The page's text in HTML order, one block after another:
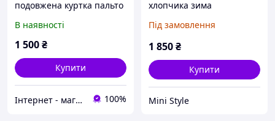
подовжена куртка пальто
В наявності
1 500₴
Купити
Інтернет - магазин дитячого одягу "Junior" 100%
хлопчика зима
Під замовлення
1 850₴
Купити
Mini Style